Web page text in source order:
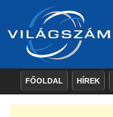
FŐOLDAL HÍREK